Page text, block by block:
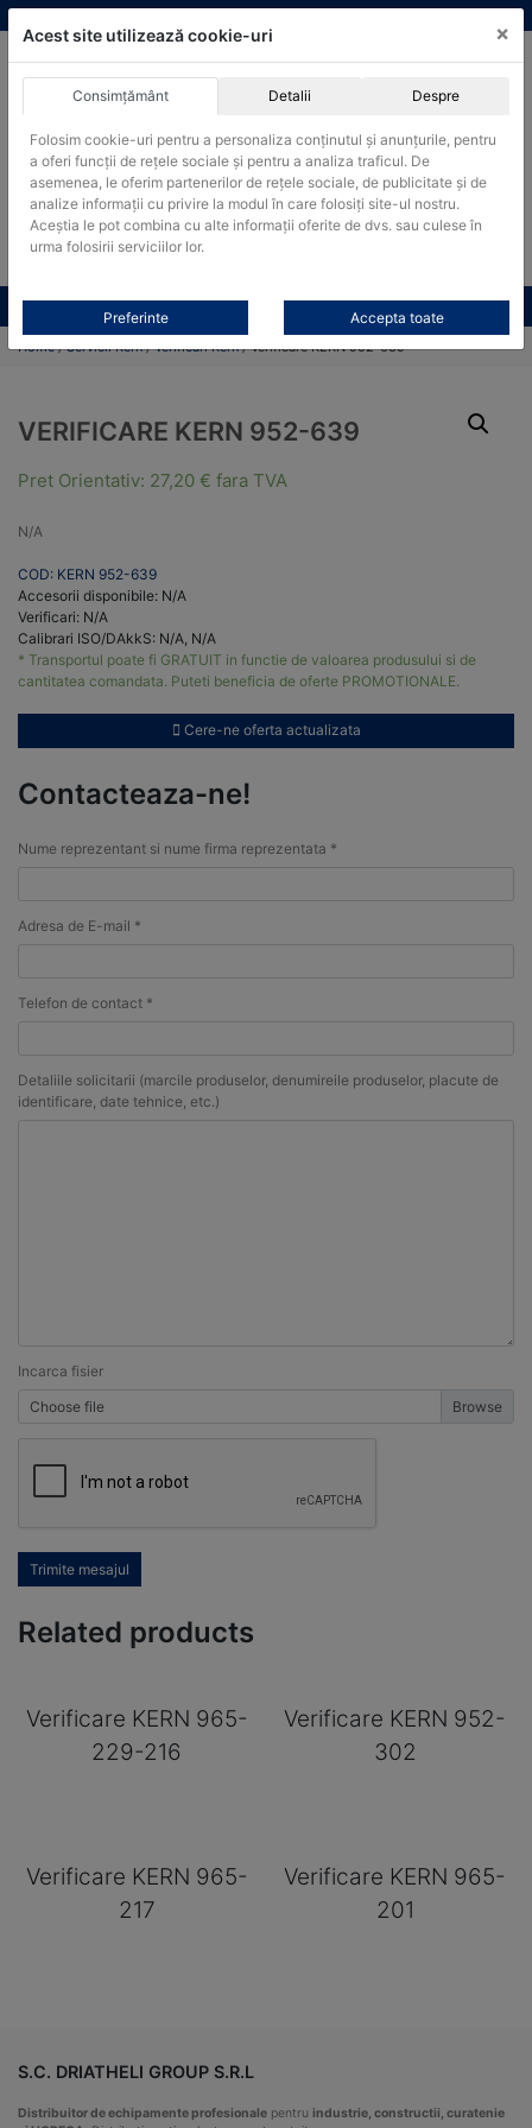
Skip
to
Produsele pot fi achizitionate si in sistemul SEAP / SICAP
Products
search
CAUTARE
Toate produsele CONTACT
Home/Servicii Kern/Verificari Kern/ Verificare KERN 952-639
VERIFICARE KERN 952-639
Pret Orientativ: 27,20 € fara TVA
N/A
COD: KERN 952-639
Accesorii disponibile: N/A
Verificari: N/A
Calibrari ISO/DAkkS: N/A, N/A
* Transportul poate fi GRATUIT in functie de valoarea produsului si de
cantitatea comandata. Puteti beneficia de oferte PROMOTIONALE.
Cere-ne oferta actualizata
Contacteaza-ne!
Nume reprezentant si nume firma reprezentata *
Adresa de E-mail *
Telefon de contact *
Detaliile solicitarii (marcile produselor, denumireile produselor, placute de
identificare, date tehnice, etc.)
Incarca fisier
Choose file
Trimite mesajul
Related products
Verificare KERN 965-
229-216
Verificare KERN 952-
302
Verificare KERN 965-
217
Verificare KERN 965-
201
S.C. DRIATHELI GROUP S.R.L
Distribuitor de echipamente profesionale pentru industrie, constructii, curatenie
Acest site utilizează cookie-uri ×
Consimțământ Detalii Despre
Folosim cookie-uri pentru a personaliza conținutul și anunțurile, pentru
a oferi funcții de rețele sociale și pentru a analiza traficul. De
asemenea, le oferim partenerilor de rețele sociale, de publicitate și de
analize informații cu privire la modul în care folosiți site-ul nostru.
Aceștia le pot combina cu alte informații oferite de dvs. sau culese în
urma folosirii serviciilor lor.
Preferinte Accepta toate